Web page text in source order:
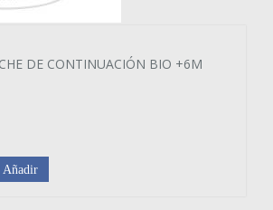
DE CONTINUACIÓN BIO +6M
Añadir